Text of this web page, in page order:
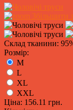
Збільшити
Склад тканини:
Розмір:
M
L
XL
XXL
Ціна: 156.11 грн.